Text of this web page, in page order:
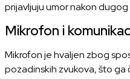
prijavljuju umor nakon
Mikrofon i
Mikrofon je hvaljen zbog
pozadinskih zvukova, što ga